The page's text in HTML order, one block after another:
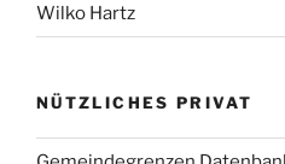
Wilko Hartz
NÜTZLICHES PRIVAT